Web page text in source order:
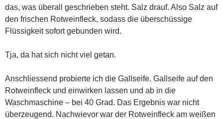
das, was überall geschrieben steht. Salz drauf. Also Salz auf
den frischen Rotweinfleck, sodass die überschüssige
Flüssigkeit sofort gebunden wird.
Tja, da hat sich nicht viel getan.
Anschliessend probierte ich die Gallseife. Gallseife auf den
Rotweinfleck und einwirken lassen und ab in die
Waschmaschine – bei 40 Grad. Das Ergebnis war nicht
überzeugend. Nachwievor war der Rotweinfleck am weißen